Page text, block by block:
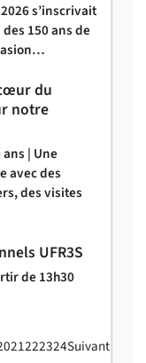
s’inscrivait
150 ans de
du
notre
| Une
avec des
des visites
UFR3S
de 13h30
21222324Suivant